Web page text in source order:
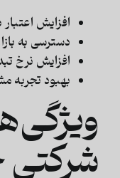
افزایش اعتبار
دسترسی به
افزایش نرخ
بهبود تجربه
شرکتی